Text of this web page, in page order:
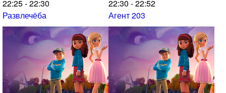
22:25 - 22:30
Развлечёба
22:30 - 22:52
Агент 203